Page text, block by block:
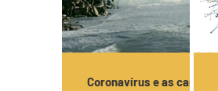
Coronavírus e as cargas